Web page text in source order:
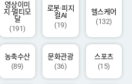
영상이미
지·멀티모
달
(191)
로봇·피지
컬AI
(19)
헬스케어
(132)
농축수산
(89)
문화관광
(36)
스포츠
(15)